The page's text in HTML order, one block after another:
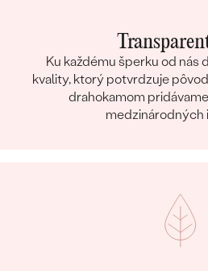
Ku každému šperku od
kvality, ktorý potvrdzuje
drahokamom
medzinárodných